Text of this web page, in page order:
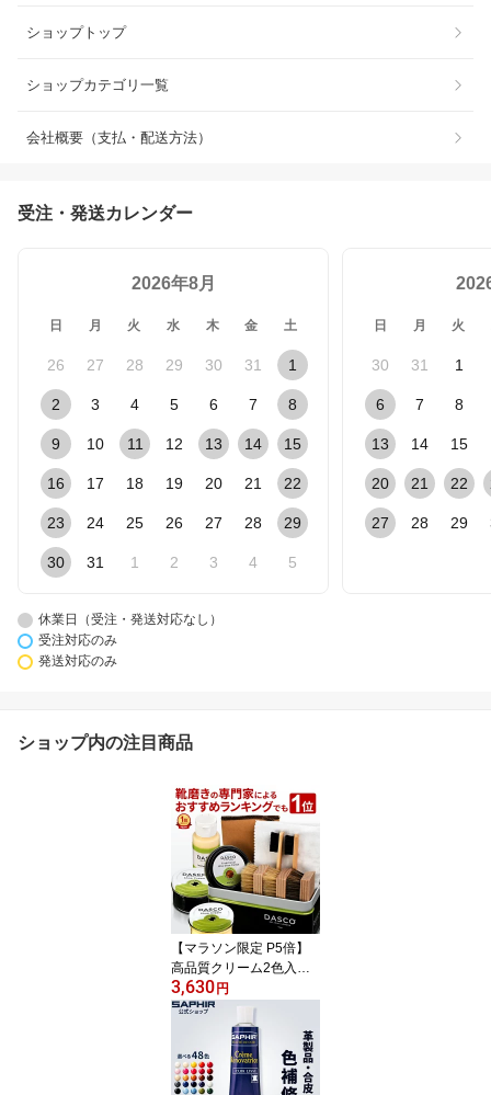
ショップトップ
ショップカテゴリ一覧
会社概要（支払・配送方法）
受注・発送カレンダー
2026年8月
日 月 火 水 木 金 土
26 27 28 29 30 31 1
2 3 4 5 6 7 8
9 10 11 12 13 14 15
16 17 18 19 20 21 22
23 24 25 26 27 28 29
30 31 1 2 3 4 5
日 月 火
30 31 1
6 7 8
13 14 15
20 21 22
27 28 29
休業日（受注・発送対応なし）
受注対応のみ
発送対応のみ
ショップ内の注目商品
【マラソン限定 P5倍】
高品質クリーム2色入り
ダスコ 靴磨きセット シ
ューケア スターターセッ
ト送料無料 靴磨き 革靴
究極コスパ 初心者 メン
テナンス 黒 無色 靴 ワッ
クス 靴クリーム 革靴 手
3,630円